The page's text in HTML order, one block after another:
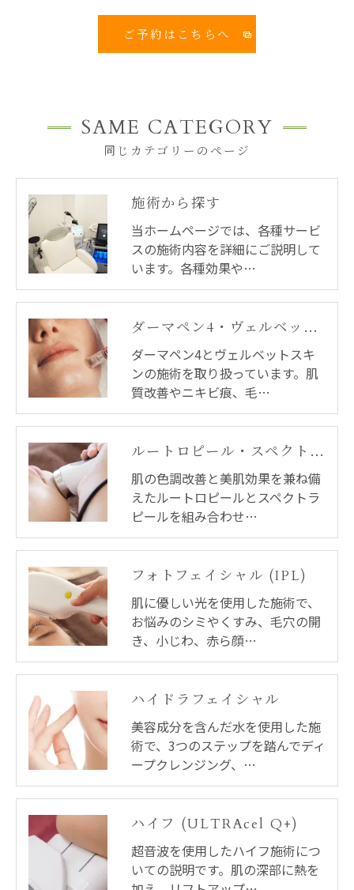
ご予約はこちらへ
同じカテゴリーのページ
SAME CATEGORY
施術から探す
当ホームページでは、各種サービ
スの施術内容を詳細にご説明して
います。各種効果や…
ダーマペン4・ヴェルベットスキン
ダーマペン4とヴェルベットスキ
ンの施術を取り扱っています。肌
質改善やニキビ痕、毛…
ルートロピール・スペクトラピール・デュアルピール
肌の色調改善と美肌効果を兼ね備
えたルートロピールとスペクトラ
ピールを組み合わせ…
フォトフェイシャル (IPL)
肌に優しい光を使用した施術で、
お悩みのシミやくすみ、毛穴の開
き、小じわ、赤ら顔…
ハイドラフェイシャル
美容成分を含んだ水を使用した施
術で、3つのステップを踏んでディ
ープクレンジング、…
ハイフ (ULTRAcel Q+)
超音波を使用したハイフ施術につ
いての説明です。肌の深部に熱を